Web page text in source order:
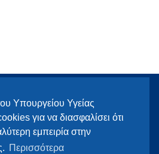
Υπουργείου Υγείας
για να διασφαλίσει ότι
εμπειρία στην
Περισσότερα